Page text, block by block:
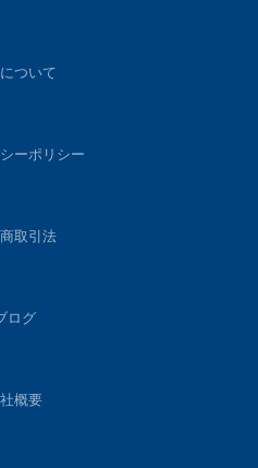
ついて
ーポリシー
取引法
ログ
概要